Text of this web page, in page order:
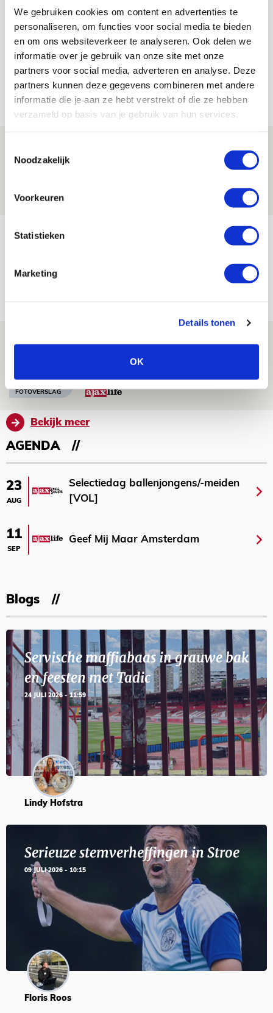
We gebruiken cookies om content en advertenties te
personaliseren, om functies voor social media te bieden
en om ons websiteverkeer te analyseren. Ook delen we
informatie over je gebruik van onze site met onze
partners voor social media, adverteren en analyse. Deze
partners kunnen deze gegevens combineren met andere
informatie die je aan ze hebt verstrekt of die ze hebben
verzameld op basis van je gebruik van hun services.
Noodzakelijk
Voorkeuren
Statistieken
Marketing
Details tonen
OK
Lindy Hofstra
Bekijk alle berichten van Lindy Hofstra
Net binnen //
Brandt: ‘Ajax en Cruijff bleven door
mijn hoofd spoken’
NIEUWS
Míchel geeft blessure-update en
aanwinsten
NIEUWS
Volop enthousiasme in fotoverslag van
Europees treffen met Shelbourne
07 AUGUSTUS 2026 - 09:00
FOTOVERSLAG
Bekijk meer
AGENDA
23
AUG
Selectiedag ballenjongens/-meiden
[VOL]
11
SEP
Geef Mij Maar Amsterdam
Blogs
Servische maffiabaas in grauwe bak
en feesten met Tadic
24 JULI 2026 - 11:59
Lindy Hofstra
Serieuze stemverheffingen in Stroe
09 JULI 2026 - 10:15
Floris Roos